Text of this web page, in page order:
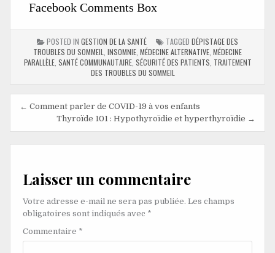
Facebook Comments Box
POSTED IN GESTION DE LA SANTÉ TAGGED DÉPISTAGE DES
TROUBLES DU SOMMEIL INSOMNIE MÉDECINE ALTERNATIVE MÉDECINE
PARALLÈLE, SANTÉ COMMUNAUTAIRE, SÉCURITÉ DES PATIENTS TRAITEMENT
DES TROUBLES DU SOMMEIL
← Comment parler de COVID-19 à vos enfants
Thyroïde 101 : Hypothyroïdie et hyperthyroïdie →
Laisser un commentaire
Votre adresse e-mail ne sera pas publiée. Les champs
obligatoires sont indiqués avec *
Commentaire *